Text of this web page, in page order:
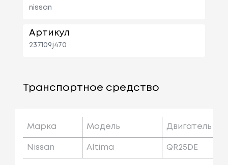
nissan
Артикул
237109j470
Транспортное средство
Марка Модель Двигатель
Nissan Altima QR25DE